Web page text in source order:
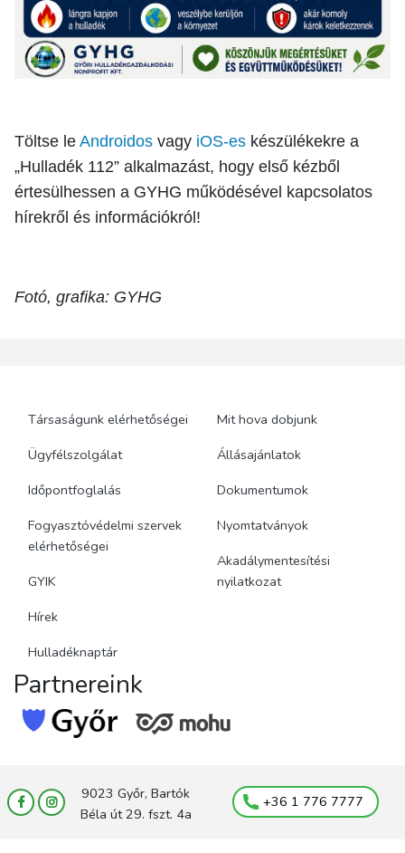
Töltse le Androidos vagy iOS-es készülékekre a
„Hulladék 112” alkalmazást, hogy első kézből
értesülhessen a GYHG működésével kapcsolatos
hírekről és információkról!
Fotó, grafika: GYHG
Társaságunk elérhetőségei
Ügyfélszolgálat
Időpontfoglalás
Fogyasztóvédelmi szervek
elérhetőségei
GYIK
Hírek
Hulladéknaptár
Mit hova dobjunk
Állásajánlatok
Dokumentumok
Nyomtatványok
Akadálymentesítési
nyilatkozat
Partnereink
9023 Győr, Bartók
Béla út 29. fszt. 4a
+36 1 776 7777